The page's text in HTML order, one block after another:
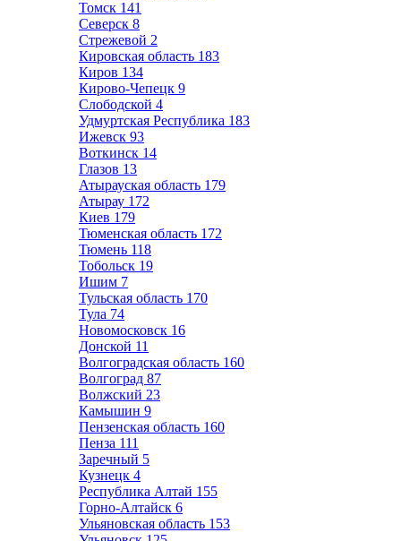
Томск 141
Северск 8
Стрежевой 2
Кировская область 183
Киров 134
Кирово-Чепецк 9
Слободской 4
Удмуртская Республика 183
Ижевск 93
Воткинск 14
Глазов 13
Атырауская область 179
Атырау 172
Киев 179
Тюменская область 172
Тюмень 118
Тобольск 19
Ишим 7
Тульская область 170
Тула 74
Новомосковск 16
Донской 11
Волгоградская область 160
Волгоград 87
Волжский 23
Камышин 9
Пензенская область 160
Пенза 111
Заречный 5
Кузнецк 4
Республика Алтай 155
Горно-Алтайск 6
Ульяновская область 153